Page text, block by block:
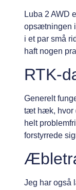
Luba 2 AWD
opsætningen
i et par små
haft nogen
RTK-
Generelt
tæt hæk, hvor
helt
forstyrrede
Jeg har også